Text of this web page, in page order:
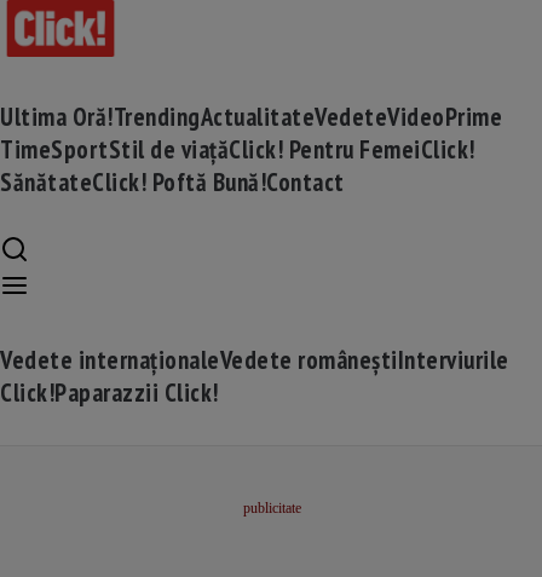
Ultima Oră!TrendingActualitateVedeteVideoPrime
TimeSportStil de viațăClick! Pentru FemeiClick!
SănătateClick! Poftă Bună!Contact
Vedete internaționaleVedete româneștiInterviurile
Click!Paparazzii Click!